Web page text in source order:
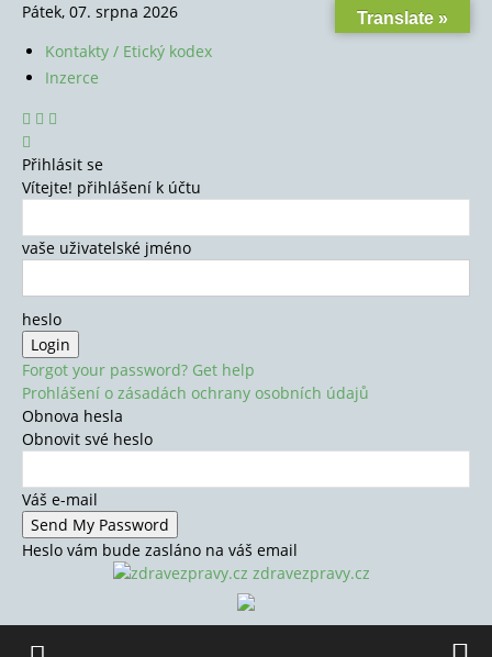
Pátek, 07. srpna 2026
Kontakty / Etický kodex
Inzerce
Přihlásit se
Vítejte! přihlášení k účtu
vaše uživatelské jméno
heslo
Forgot your password? Get help
Prohlášení o zásadách ochrany osobních údajů
Obnova hesla
Obnovit své heslo
Váš e-mail
Heslo vám bude zasláno na váš email
zdravezpravy.cz
Translate »